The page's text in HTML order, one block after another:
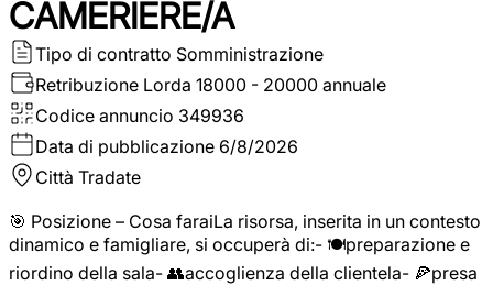
CAMERIERE/A
Tipo di contratto Somministrazione
Retribuzione Lorda 18000 - 20000 annuale
Codice annuncio 349936
Data di pubblicazione 6/8/2026
Città Tradate
🎯 Posizione – Cosa faraiLa risorsa, inserita in un contesto
dinamico e famigliare, si occuperà di:- 🍽️preparazione e
riordino della sala- 👥accoglienza della clientela- 🍕presa